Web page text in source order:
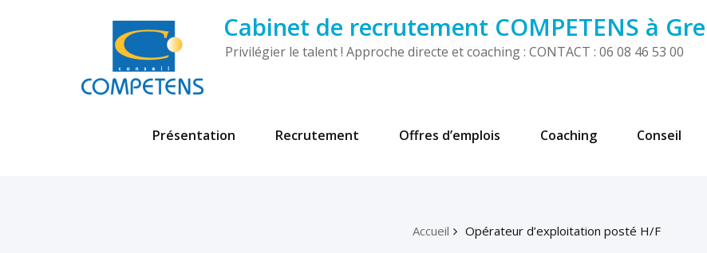
Cabinet de recrutement COMPETENS à
Privilégier le talent ! Approche directe et coaching : CONTACT : 06 08 46 53 00
Présentation Recrutement Offres d’emplois Coaching Conseil
Accueil Opérateur d’exploitation posté H/F